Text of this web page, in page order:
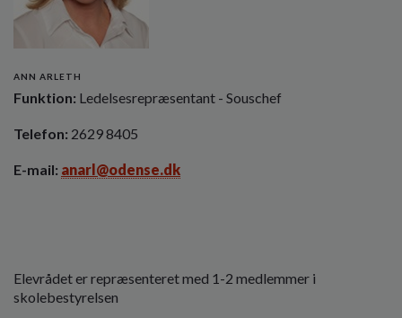
ANN ARLETH
Funktion: Ledelsesrepræsentant - Souschef
Telefon: 2629 8405
E-mail: anarl@odense.dk
Elevrådet er repræsenteret med 1-2 medlemmer i
skolebestyrelsen